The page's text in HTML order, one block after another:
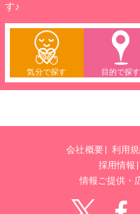
す♪
気分で探す 目的で探す
会社概要 利用
採用情報
情報ご提供・